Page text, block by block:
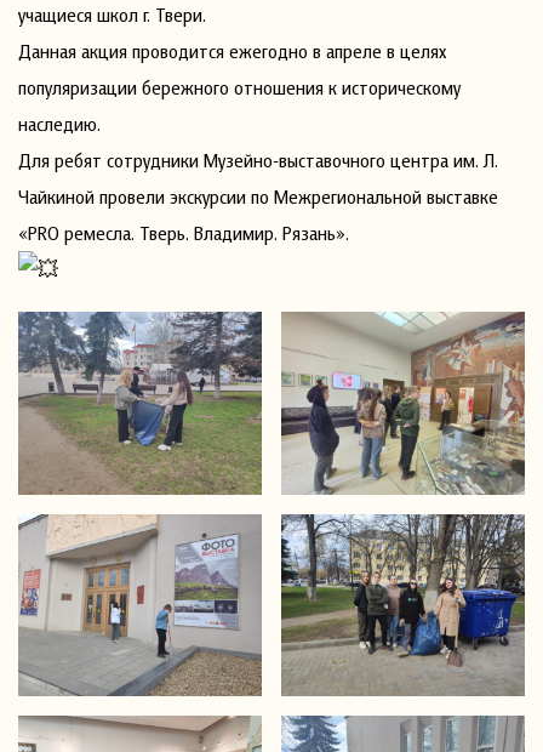
учащиеся школ г. Твери.
Данная акция проводится ежегодно в апреле в целях
популяризации бережного отношения к историческому
наследию.
Для ребят сотрудники Музейно-выставочного центра им. Л.
Чайкиной провели экскурсии по Межрегиональной выставке
«PRO ремесла. Тверь. Владимир. Рязань».